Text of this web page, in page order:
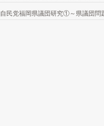
自民党福岡県議団研究①～県議団問